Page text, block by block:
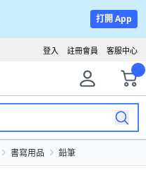
打開 App
客服中心
註冊會員
登入
書寫用品 鉛筆